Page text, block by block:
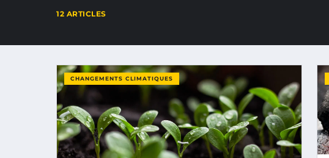
12 ARTICLES
CHANGEMENTS CLIMATIQUES